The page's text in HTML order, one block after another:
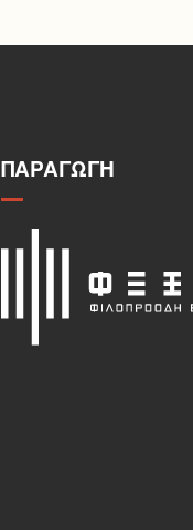
ΠΑΡΑΓΩΓΉ